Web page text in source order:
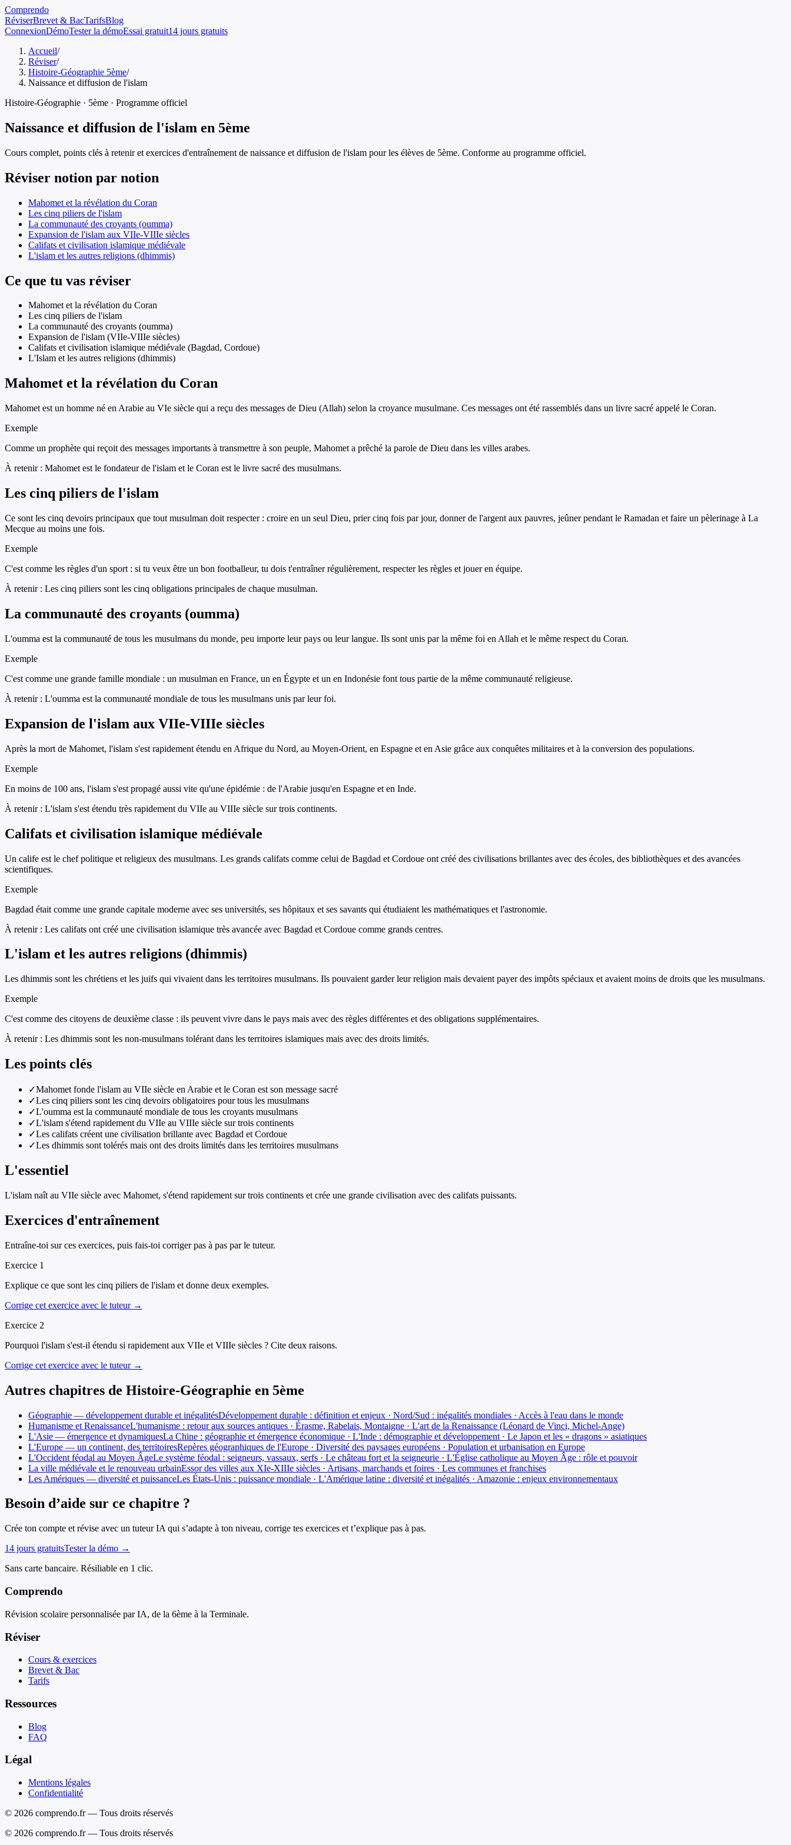
Comprendo
RéviserBrevet & BacTarifsBlog
ConnexionDémoTester la démoEssai gratuit14 jours gratuits
Accueil/
Réviser/
Histoire-Géographie 5ème/
Naissance et diffusion de l'islam
Histoire-Géographie · 5ème · Programme officiel
Naissance et diffusion de l'islam en 5ème
Cours complet, points clés à retenir et exercices d'entraînement de naissance et diffusion de l'islam pour les élèves de 5ème. Conforme au programme officiel.
Réviser notion par notion
Mahomet et la révélation du Coran
Les cinq piliers de l'islam
La communauté des croyants (oumma)
Expansion de l'islam aux VIIe-VIIIe siècles
Califats et civilisation islamique médiévale
L'islam et les autres religions (dhimmis)
Ce que tu vas réviser
Mahomet et la révélation du Coran
Les cinq piliers de l'islam
La communauté des croyants (oumma)
Expansion de l'islam (VIIe-VIIIe siècles)
Califats et civilisation islamique médiévale (Bagdad, Cordoue)
L'Islam et les autres religions (dhimmis)
Mahomet et la révélation du Coran
Mahomet est un homme né en Arabie au VIe siècle qui a reçu des messages de Dieu (Allah) selon la croyance musulmane. Ces messages ont été rassemblés dans un livre sacré appelé le Coran.
Exemple
Comme un prophète qui reçoit des messages importants à transmettre à son peuple, Mahomet a prêché la parole de Dieu dans les villes arabes.
À retenir : Mahomet est le fondateur de l'islam et le Coran est le livre sacré des musulmans.
Les cinq piliers de l'islam
Ce sont les cinq devoirs principaux que tout musulman doit respecter : croire en un seul Dieu, prier cinq fois par jour, donner de l'argent aux pauvres, jeûner pendant le Ramadan et faire un pèlerinage à La
Mecque au moins une fois.
Exemple
C'est comme les règles d'un sport : si tu veux être un bon footballeur, tu dois t'entraîner régulièrement, respecter les règles et jouer en équipe.
À retenir : Les cinq piliers sont les cinq obligations principales de chaque musulman.
La communauté des croyants (oumma)
L'oumma est la communauté de tous les musulmans du monde, peu importe leur pays ou leur langue. Ils sont unis par la même foi en Allah et le même respect du Coran.
Exemple
C'est comme une grande famille mondiale : un musulman en France, un en Égypte et un en Indonésie font tous partie de la même communauté religieuse.
À retenir : L'oumma est la communauté mondiale de tous les musulmans unis par leur foi.
Expansion de l'islam aux VIIe-VIIIe siècles
Après la mort de Mahomet, l'islam s'est rapidement étendu en Afrique du Nord, au Moyen-Orient, en Espagne et en Asie grâce aux conquêtes militaires et à la conversion des populations.
Exemple
En moins de 100 ans, l'islam s'est propagé aussi vite qu'une épidémie : de l'Arabie jusqu'en Espagne et en Inde.
À retenir : L'islam s'est étendu très rapidement du VIIe au VIIIe siècle sur trois continents.
Califats et civilisation islamique médiévale
Un calife est le chef politique et religieux des musulmans. Les grands califats comme celui de Bagdad et Cordoue ont créé des civilisations brillantes avec des écoles, des bibliothèques et des avancées
scientifiques.
Exemple
Bagdad était comme une grande capitale moderne avec ses universités, ses hôpitaux et ses savants qui étudiaient les mathématiques et l'astronomie.
À retenir : Les califats ont créé une civilisation islamique très avancée avec Bagdad et Cordoue comme grands centres.
L'islam et les autres religions (dhimmis)
Les dhimmis sont les chrétiens et les juifs qui vivaient dans les territoires musulmans. Ils pouvaient garder leur religion mais devaient payer des impôts spéciaux et avaient moins de droits que les musulmans.
Exemple
C'est comme des citoyens de deuxième classe : ils peuvent vivre dans le pays mais avec des règles différentes et des obligations supplémentaires.
À retenir : Les dhimmis sont les non-musulmans tolérant dans les territoires islamiques mais avec des droits limités.
Les points clés
✓Mahomet fonde l'islam au VIIe siècle en Arabie et le Coran est son message sacré
✓Les cinq piliers sont les cinq devoirs obligatoires pour tous les musulmans
✓L'oumma est la communauté mondiale de tous les croyants musulmans
✓L'islam s'étend rapidement du VIIe au VIIIe siècle sur trois continents
✓Les califats créent une civilisation brillante avec Bagdad et Cordoue
✓Les dhimmis sont tolérés mais ont des droits limités dans les territoires musulmans
L'essentiel
L'islam naît au VIIe siècle avec Mahomet, s'étend rapidement sur trois continents et crée une grande civilisation avec des califats puissants.
Exercices d'entraînement
Entraîne-toi sur ces exercices, puis fais-toi corriger pas à pas par le tuteur.
Exercice 1
Explique ce que sont les cinq piliers de l'islam et donne deux exemples.
Corrige cet exercice avec le tuteur →
Exercice 2
Pourquoi l'islam s'est-il étendu si rapidement aux VIIe et VIIIe siècles ? Cite deux raisons.
Corrige cet exercice avec le tuteur →
Autres chapitres de Histoire-Géographie en 5ème
Géographie — développement durable et inégalitésDéveloppement durable : définition et enjeux · Nord/Sud : inégalités mondiales · Accès à l'eau dans le monde
Humanisme et RenaissanceL'humanisme : retour aux sources antiques · Érasme, Rabelais, Montaigne · L'art de la Renaissance (Léonard de Vinci, Michel-Ange)
L'Asie — émergence et dynamiquesLa Chine : géographie et émergence économique · L'Inde : démographie et développement · Le Japon et les « dragons » asiatiques
L'Europe — un continent, des territoiresRepères géographiques de l'Europe · Diversité des paysages européens · Population et urbanisation en Europe
L'Occident féodal au Moyen ÂgeLe système féodal : seigneurs, vassaux, serfs · Le château fort et la seigneurie · L'Église catholique au Moyen Âge : rôle et pouvoir
La ville médiévale et le renouveau urbainEssor des villes aux XIe-XIIIe siècles · Artisans, marchands et foires · Les communes et franchises
Les Amériques — diversité et puissanceLes États-Unis : puissance mondiale · L'Amérique latine : diversité et inégalités · Amazonie : enjeux environnementaux
Besoin d’aide sur ce chapitre ?
Crée ton compte et révise avec un tuteur IA qui s’adapte à ton niveau, corrige tes exercices et t’explique pas à pas.
14 jours gratuitsTester la démo →
Sans carte bancaire. Résiliable en 1 clic.
Comprendo
Révision scolaire personnalisée par IA, de la 6ème à la Terminale.
Réviser
Cours & exercices
Brevet & Bac
Tarifs
Ressources
Blog
FAQ
Légal
Mentions légales
Confidentialité
© 2026 comprendo.fr — Tous droits réservés
© 2026 comprendo.fr — Tous droits réservés